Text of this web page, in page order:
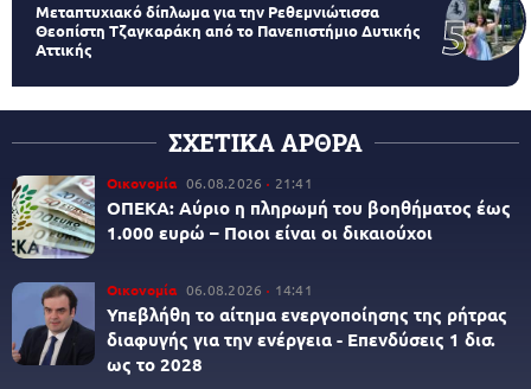
Μεταπτυχιακό δίπλωμα για την Ρεθεμνιώτισσα
Θεοπίστη Τζαγκαράκη από το Πανεπιστήμιο Δυτικής
Αττικής
ΣΧΕΤΙΚΑ ΑΡΘΡΑ
Οικονομία 06.08.2026 21:41
ΟΠΕΚΑ: Αύριο η πληρωμή του βοηθήματος έως
1.000 ευρώ – Ποιοι είναι οι δικαιούχοι
Οικονομία 06.08.2026 14:41
Υπεβλήθη το αίτημα ενεργοποίησης της ρήτρας
διαφυγής για την ενέργεια - Επενδύσεις 1 δισ.
ως το 2028